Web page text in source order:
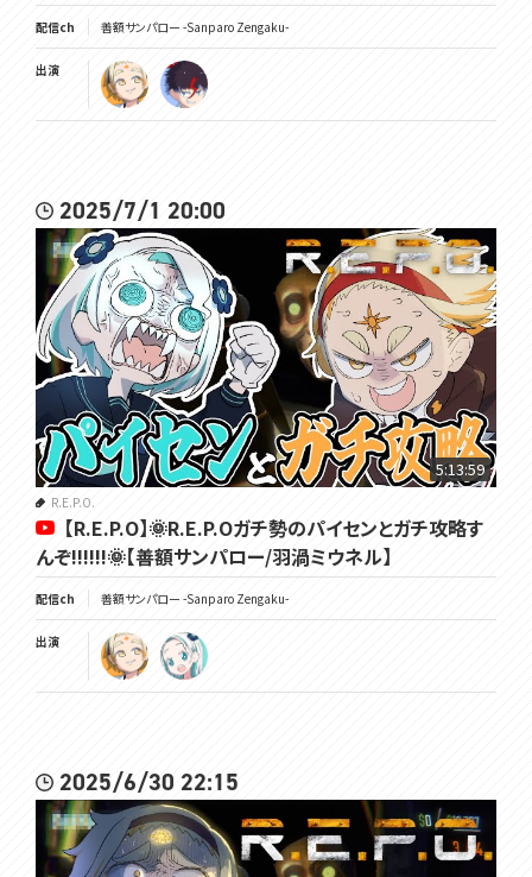
配信ch 善額サンパロー -Sanparo Zengaku-
出演
2025/7/1 20:00
5:13:59
R.E.P.O.
【R.E.P.O】🌞R.E.P.Oガチ勢のパイセンとガチ攻略す
んぞ!!!!!!🌞【善額サンパロー/羽渦ミウネル】
配信ch 善額サンパロー -Sanparo Zengaku-
出演
2025/6/30 22:15